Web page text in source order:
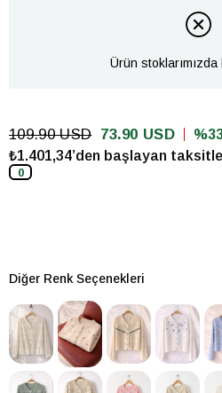
Ürün stoklarımızda
109.90 USD 73.90 USD
₺1.401,34’den başlayan
0
Diğer Renk Seçenekleri